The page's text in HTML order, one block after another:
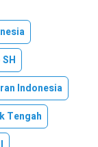
Indonesia
Tengah